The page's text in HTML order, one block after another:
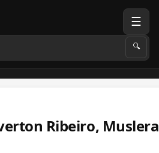
🔍
☰
Ribeiro,